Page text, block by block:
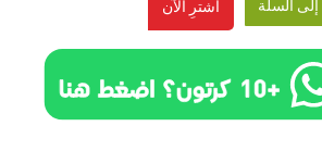
السلة اشترِ الآن